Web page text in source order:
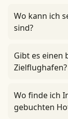
Wo kann ich
sind?
Gibt es einen
Zielflughafen?
Wo finde ich
gebuchten